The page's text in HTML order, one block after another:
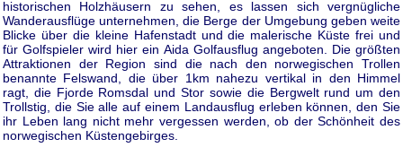
historischen Holzhäusern zu sehen, es lassen sich vergnügliche
Wanderausflüge unternehmen, die Berge der Umgebung geben weite
Blicke über die kleine Hafenstadt und die malerische Küste frei und
für Golfspieler wird hier ein Aida Golfausflug angeboten. Die größten
Attraktionen der Region sind die nach den norwegischen Trollen
benannte Felswand, die über 1km nahezu vertikal in den Himmel
ragt, die Fjorde Romsdal und Stor sowie die Bergwelt rund um den
Trollstig, die Sie alle auf einem Landausflug erleben können, den Sie
ihr Leben lang nicht mehr vergessen werden, ob der Schönheit des
norwegischen Küstengebirges.